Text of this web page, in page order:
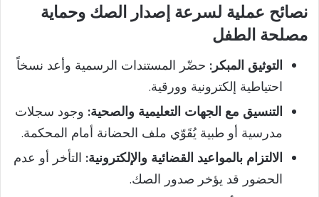
نصائح عملية لسرعة إصدار الصك وحماية
مصلحة الطفل
التوثيق المبكر: حضّر المستندات الرسمية وأعد نسخاً
احتياطية إلكترونية وورقية.
التنسيق مع الجهات التعليمية والصحية: وجود سجلات
مدرسية أو طبية يُقَوّي ملف الحضانة أمام المحكمة.
الالتزام بالمواعيد القضائية والإلكترونية: التأخر أو عدم
الحضور قد يؤخر صدور الصك.